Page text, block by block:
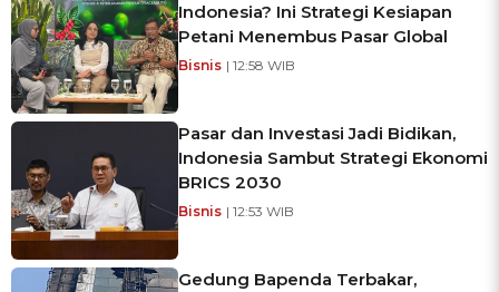
Indonesia? Ini Strategi Kesiapan
Petani Menembus Pasar Global
Bisnis | 12:58 WIB
Pasar dan Investasi Jadi Bidikan,
Indonesia Sambut Strategi Ekonomi
BRICS 2030
Bisnis | 12:53 WIB
Gedung Bapenda Terbakar,